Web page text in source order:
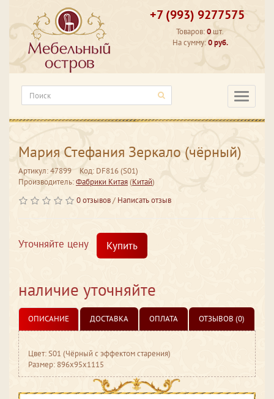
+7 (993) 9277575
Товаров:0 шт.
На сумму:0 руб.
Мария Стефания Зеркало (чёрный)
Артикул: 47899
Код: DF816 (S01)
Производитель:Фабрики Китая(Китай)
0 отзывов/ Написать отзыв
Уточняйте цену Купить
наличие уточняйте
ОПИСАНИЕ ДОСТАВКА ОПЛАТА ОТЗЫВОВ (0)
Цвет: S01 (Чёрный с эффектом старения)
Размер: 896x95x1115